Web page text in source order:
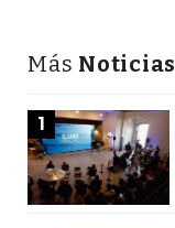
Más Noticias
1